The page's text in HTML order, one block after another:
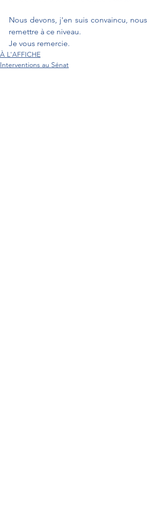
Nous devons, j'en suis convaincu, nous
remettre à ce niveau.
Je vous remercie.
À L'AFFICHE
Interventions au Sénat